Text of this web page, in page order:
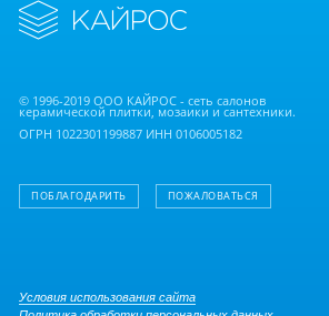
© 1996-2019 ООО КАЙРОС - сеть салонов
керамической плитки, мозаики и сантехники.
ОГРН 1022301199887 ИНН 0106005182
ПОБЛАГОДАРИТЬ ПОЖАЛОВАТЬСЯ
Условия использования сайта